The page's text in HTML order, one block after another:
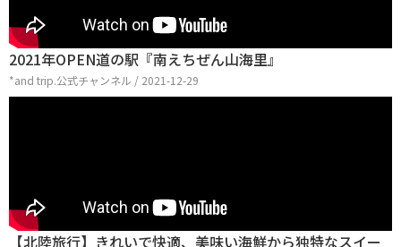
2021年OPEN道の駅『南えちぜん山海里』
*and trip.公式チャンネル / 2021-12-29
【北陸旅行】きれいで快適、美味い海鮮から独特なスイー